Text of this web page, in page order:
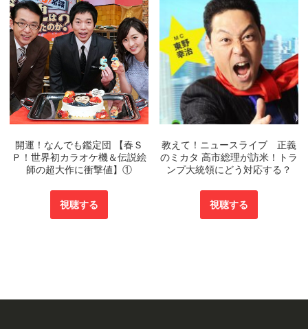
開運！なんでも鑑定団 【春Ｓ
Ｐ！世界初カラオケ機＆伝説絵
師の超大作に衝撃値】①
視聴する
教えて！ニュースライブ 正義
のミカタ 高市総理が訪米！トラ
ンプ大統領にどう対応する？
視聴する